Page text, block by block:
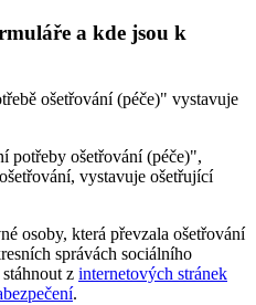
a kde jsou k
ošetřování (péče)" vystavuje
potřeby ošetřování (péče)",
vystavuje ošetřující
osoby, která převzala ošetřování
správách sociálního
z internetových stránek
.